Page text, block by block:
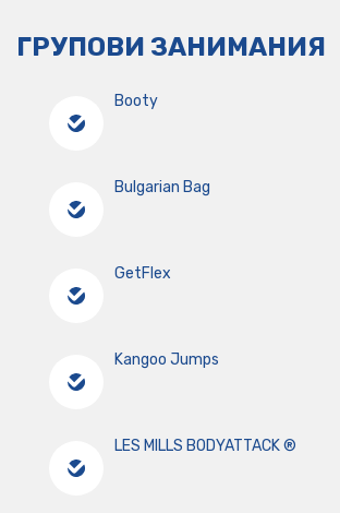
ГРУПОВИ ЗАНИМАНИЯ
Booty
Bulgarian Bag
GetFlex
Kangoo Jumps
LES MILLS BODYATTACK ®